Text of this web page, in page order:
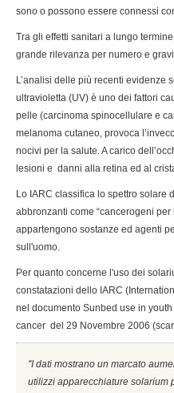
sono o possono essere connessi
Tra gli effetti sanitari a lungo
grande rilevanza per numero e
L’analisi delle più recenti evidenze
ultravioletta (UV) è uno dei fattori
pelle (carcinoma spinocellulare e
melanoma cutaneo, provoca
nocivi per la salute. A carico
lesioni e danni alla retina ed al
Lo IARC classifica lo spettro
abbronzanti come “cancerogeni per
appartengono sostanze ed agenti
sull'uomo.
Per quanto concerne l'uso dei
constatazioni dello IARC
nel documento Sunbed use in
cancer del 29 Novembre 2006
''I dati mostrano un marcato
utilizzi apparecchiature solarium